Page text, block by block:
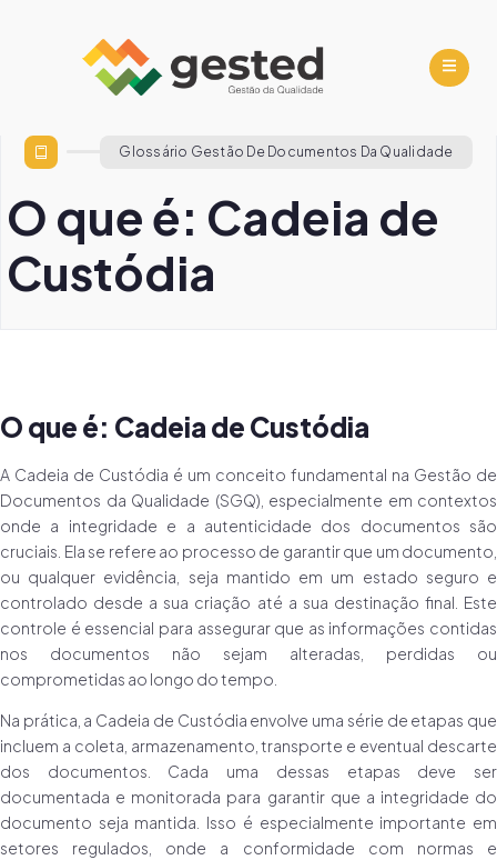
Glossário Gestão De Documentos Da Qualidade
O que é: Cadeia de
Custódia
O que é: Cadeia de Custódia
A Cadeia de Custódia é um conceito fundamental na Gestão de
Documentos da Qualidade (SGQ), especialmente em contextos
onde a integridade e a autenticidade dos documentos são
cruciais. Ela se refere ao processo de garantir que um documento,
ou qualquer evidência, seja mantido em um estado seguro e
controlado desde a sua criação até a sua destinação final. Este
controle é essencial para assegurar que as informações contidas
nos documentos não sejam alteradas, perdidas ou
comprometidas ao longo do tempo.
Na prática, a Cadeia de Custódia envolve uma série de etapas que
incluem a coleta, armazenamento, transporte e eventual descarte
dos documentos. Cada uma dessas etapas deve ser
documentada e monitorada para garantir que a integridade do
documento seja mantida. Isso é especialmente importante em
setores regulados, onde a conformidade com normas e